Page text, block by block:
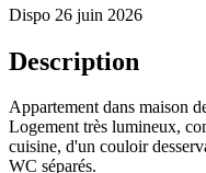
Dispo 26 juin 2026
Description
Appartement dans maison
Logement très lumineux,
cuisine, d'un couloir
WC séparés.